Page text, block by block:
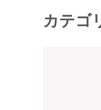
カテゴ